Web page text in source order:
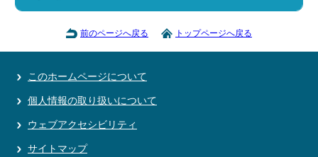
前のページへ戻る トップページへ戻る
このホームページについて
個人情報の取り扱いについて
ウェブアクセシビリティ
サイトマップ